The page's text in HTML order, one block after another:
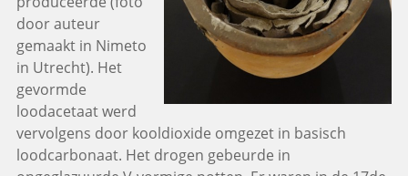
door auteur
gemaakt in Nimeto
in Utrecht). Het
gevormde
loodacetaat werd
vervolgens door kooldioxide omgezet in basisch
loodcarbonaat. Het drogen gebeurde in